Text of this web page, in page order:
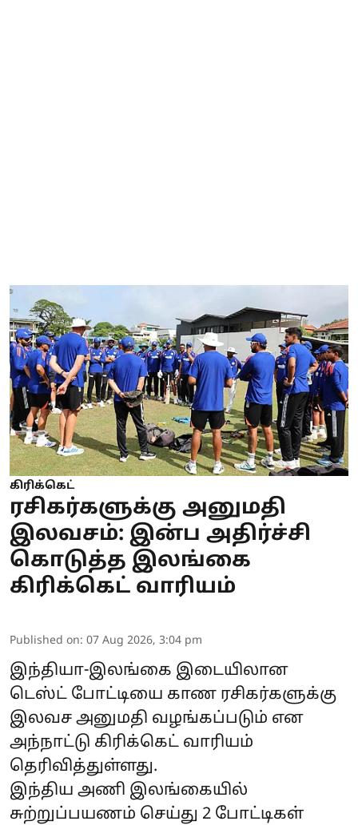
கிரிக்கெட்
ரசிகர்களுக்கு அனுமதி
இலவசம்: இன்ப அதிர்ச்சி
கொடுத்த இலங்கை
கிரிக்கெட் வாரியம்
Published on: 07 Aug 2026, 3:04 pm
இந்தியா-இலங்கை இடையிலான
டெஸ்ட் போட்டியை காண ரசிகர்களுக்கு
இலவச அனுமதி வழங்கப்படும் என
அந்நாட்டு கிரிக்கெட் வாரியம்
தெரிவித்துள்ளது.
இந்திய அணி இலங்கையில்
சுற்றுப்பயணம் செய்து 2 போட்டிகள்